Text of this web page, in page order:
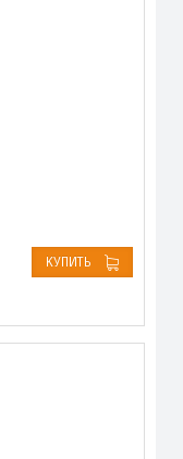
КУПИТЬ